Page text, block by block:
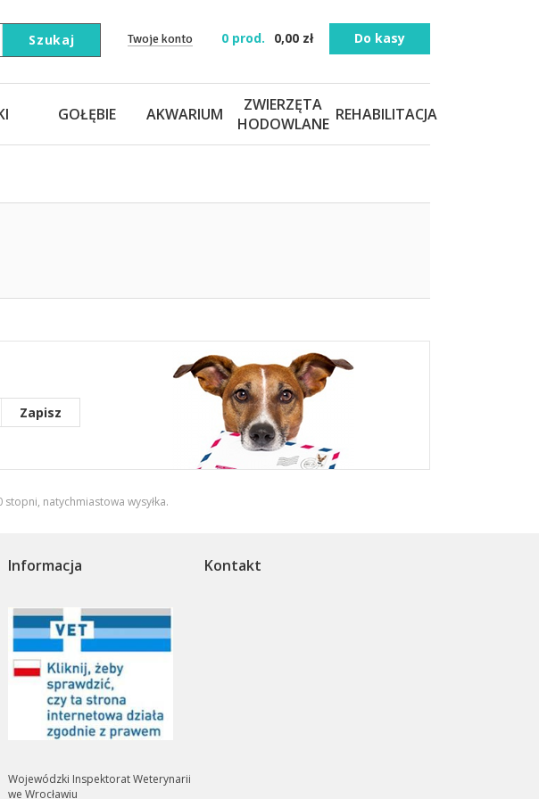
Twoje konto 0 prod. 0,00 zł Do kasy
Szukaj
GOŁĘBIE AKWARIUM
ZWIERZĘTA
HODOWLANE REHABILITACJA
Zapisz
stopni, natychmiastowa wysyłka.
Informacja
Wojewódzki Inspektorat Weterynarii
we Wrocławiu
Kontakt